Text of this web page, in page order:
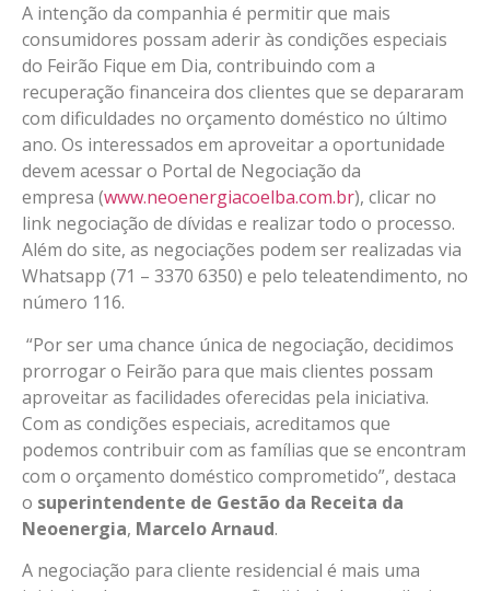
A intenção da companhia é permitir que mais
consumidores possam aderir às condições especiais
do Feirão Fique em Dia, contribuindo com a
recuperação financeira dos clientes que se depararam
com dificuldades no orçamento doméstico no último
ano. Os interessados em aproveitar a oportunidade
devem acessar o Portal de Negociação da
empresa (www.neoenergiacoelba.com.br), clicar no
link negociação de dívidas e realizar todo o processo.
Além do site, as negociações podem ser realizadas via
Whatsapp (71 – 3370 6350) e pelo teleatendimento, no
número 116.
“Por ser uma chance única de negociação, decidimos
prorrogar o Feirão para que mais clientes possam
aproveitar as facilidades oferecidas pela iniciativa.
Com as condições especiais, acreditamos que
podemos contribuir com as famílias que se encontram
com o orçamento doméstico comprometido”, destaca
o superintendente de Gestão da Receita da
Neoenergia, Marcelo Arnaud.
A negociação para cliente residencial é mais uma